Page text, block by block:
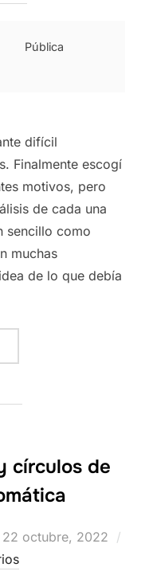
Pública
difícil
Finalmente escogí
motivos, pero
de cada una
sencillo como
muchas
de lo que debía
círculos de
Publicado
el
22 octubre, 2022